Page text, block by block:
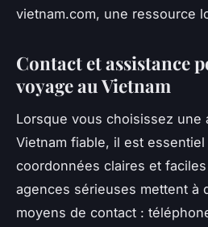
vietnam.com, une ressource
Contact et assistance
voyage au Vietnam
Lorsque vous choisissez une
Vietnam fiable, il est
coordonnées claires et faciles
agences sérieuses mettent à
moyens de contact :